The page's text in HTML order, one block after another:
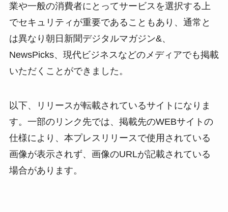
業や一般の消費者にとってサービスを選択する上
でセキュリティが重要であることもあり、通常と
は異なり朝日新聞デジタルマガジン&、
NewsPicks、現代ビジネスなどのメディアでも掲載
いただくことができました。
以下、リリースが転載されているサイトになりま
す。一部のリンク先では、掲載先のWEBサイトの
仕様により、本プレスリリースで使用されている
画像が表示されず、画像のURLが記載されている
場合があります。